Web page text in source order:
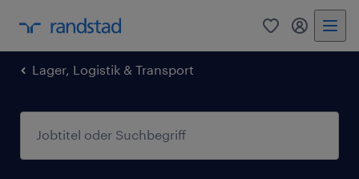
0 Mein
Lager, Logistik & Transport